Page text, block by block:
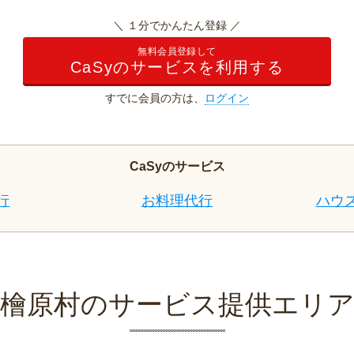
＼ １分でかんたん登録 ／
無料会員登録して
CaSyのサービスを利用する
すでに会員の方は、 ログイン
CaSyのサービス
お料理代行 ハウ
檜原村のサービス提供エリア